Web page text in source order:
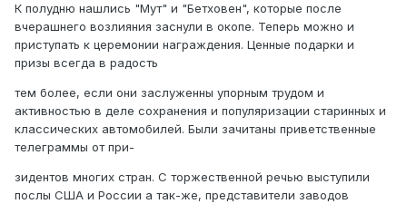
К полудню нашлись "Мут" и "Бетховен", которые после
вчерашнего возлияния заснули в окопе. Теперь можно и
приступать к церемонии награждения. Ценные подарки и
призы всегда в радость
тем более, если они заслуженны упорным трудом и
активностью в деле сохранения и популяризации старинных и
классических автомобилей. Были зачитаны приветственные
телеграммы от при-
зидентов многих стран. С торжественной речью выступили
послы США и России а так-же, представители заводов